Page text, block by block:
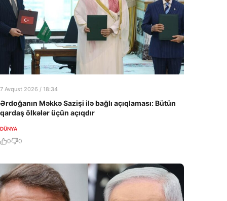
7 Avqust 2026 / 18:34
Ərdoğanın Məkkə Sazişi ilə bağlı açıqlaması: Bütün
qardaş ölkələr üçün açıqdır
DÜNYA
0 0